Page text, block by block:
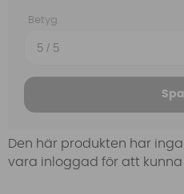
Betyg
Den här produkten har
vara inloggad för att